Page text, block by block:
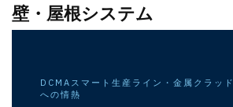
壁・屋根システム
DCMAスマート生産ライン・金属クラッ
への情熱